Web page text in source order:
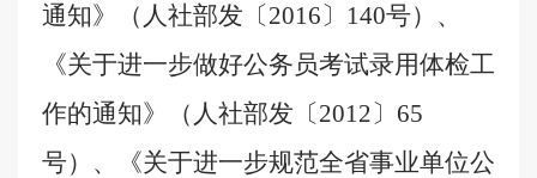
通知》（人社部发〔2016〕 140号）、
《关于进一步做好公务员考试录用体检工
作的通知》（人社部发〔2012〕 65
号）、《关于进一步规范全省事业单位公